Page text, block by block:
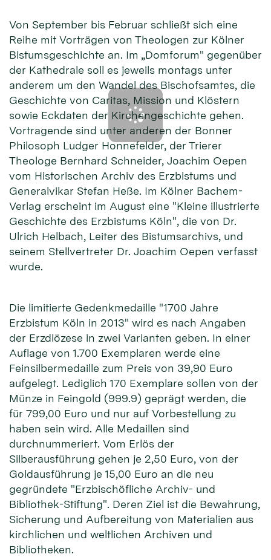
Von September bis Februar schließt sich eine
Reihe mit Vorträgen von Theologen zur Kölner
Bistumsgeschichte an. Im „Domforum" gegenüber
der Kathedrale soll es jeweils montags unter
anderem um den Wandel des Bischofsamtes, die
Geschichte von Caritas, Mission und Klöstern
sowie Eckdaten der Kirchengeschichte gehen.
Vortragende sind unter anderen der Bonner
Philosoph Ludger Honnefelder, der Trierer
Theologe Bernhard Schneider, Joachim Oepen
vom Historischen Archiv des Erzbistums und
Generalvikar Stefan Heße. Im Kölner Bachem-
Verlag erscheint im August eine "Kleine illustrierte
Geschichte des Erzbistums Köln", die von Dr.
Ulrich Helbach, Leiter des Bistumsarchivs, und
seinem Stellvertreter Dr. Joachim Oepen verfasst
wurde.
Die limitierte Gedenkmedaille "1700 Jahre
Erzbistum Köln in 2013" wird es nach Angaben
der Erzdiözese in zwei Varianten geben. In einer
Auflage von 1.700 Exemplaren werde eine
Feinsilbermedaille zum Preis von 39,90 Euro
aufgelegt. Lediglich 170 Exemplare sollen von der
Münze in Feingold (999.9) geprägt werden, die
für 799,00 Euro und nur auf Vorbestellung zu
haben sein wird. Alle Medaillen sind
durchnummeriert. Vom Erlös der
Silberausführung gehen je 2,50 Euro, von der
Goldausführung je 15,00 Euro an die neu
gegründete "Erzbischöfliche Archiv- und
Bibliothek-Stiftung". Deren Ziel ist die Bewahrung,
Sicherung und Aufbereitung von Materialien aus
kirchlichen und weltlichen Archiven und
Bibliotheken.